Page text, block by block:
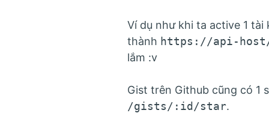
Ví dụ như khi ta active 1
thành https://api-
lắm :v
Gist trên Github cũng có 1
/gists/:id/star.